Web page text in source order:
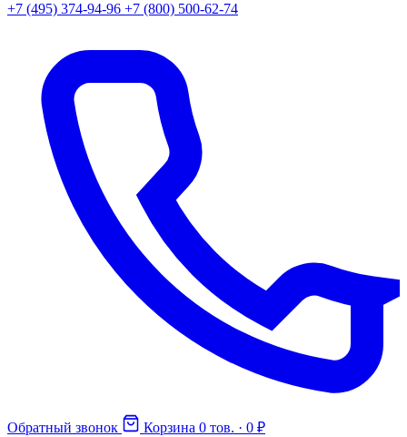
+7 (495) 374-94-96 +7 (800) 500-62-74
Обратный звонок Корзина 0 тов. · 0 ₽